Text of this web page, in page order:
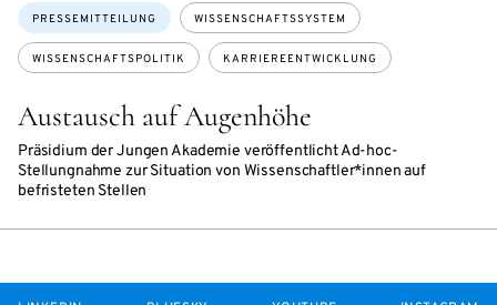
Austausch auf Augenhöhe
Präsidium der Jungen Akademie veröffentlicht Ad-hoc-
Stellungnahme zur Situation von Wissenschaftler*innen auf
befristeten Stellen
Themen:
PRESSEMITTEILUNG WISSENSCHAFTSSYSTEM
WISSENSCHAFTSPOLITIK KARRIEREENTWICKLUNG